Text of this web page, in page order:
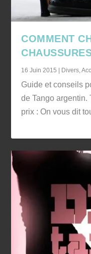
COMMENT
16 Juin 2015 Divers,
Guide et conseils
de Tango argentin.
prix : On vous dit